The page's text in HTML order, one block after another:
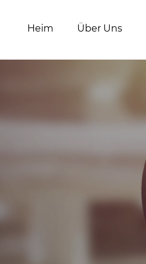
Heim Über Uns